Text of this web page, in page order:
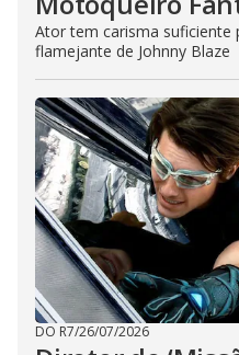
Ator tem carisma suficiente
flamejante de Johnny Blaze
DO R7/26/07/2026